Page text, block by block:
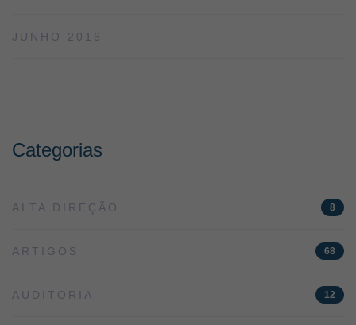
JUNHO 2016
Categorias
ALTA DIREÇÃO 8
ARTIGOS 68
AUDITORIA 12